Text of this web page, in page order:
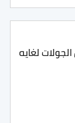
لغايه